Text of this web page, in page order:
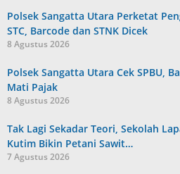
Polsek Sangatta Utara Perketat
STC, Barcode dan STNK Dicek
8 Agustus 2026
Polsek Sangatta Utara Cek SPBU,
Mati Pajak
8 Agustus 2026
Tak Lagi Sekadar Teori, Sekolah
Kutim Bikin Petani Sawit…
7 Agustus 2026